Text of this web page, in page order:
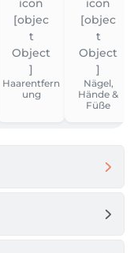
Haarentfern
ung
Nägel,
Hände &
Füße